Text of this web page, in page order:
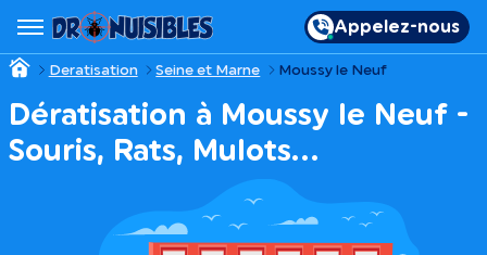
Appelez-nous
Deratisation Seine et Marne Moussy le Neuf
Dératisation à Moussy le Neuf -
Souris, Rats, Mulots…